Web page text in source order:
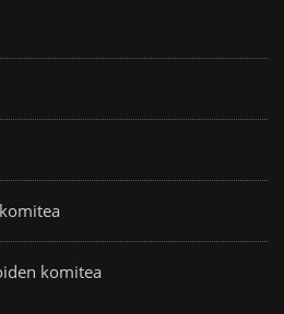
komitea